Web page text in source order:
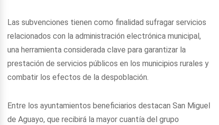
Las subvenciones tienen como finalidad sufragar servicios
relacionados con la administración electrónica municipal,
una herramienta considerada clave para garantizar la
prestación de servicios públicos en los municipios rurales y
combatir los efectos de la despoblación.
Entre los ayuntamientos beneficiarios destacan San Miguel
de Aguayo, que recibirá la mayor cuantía del grupo